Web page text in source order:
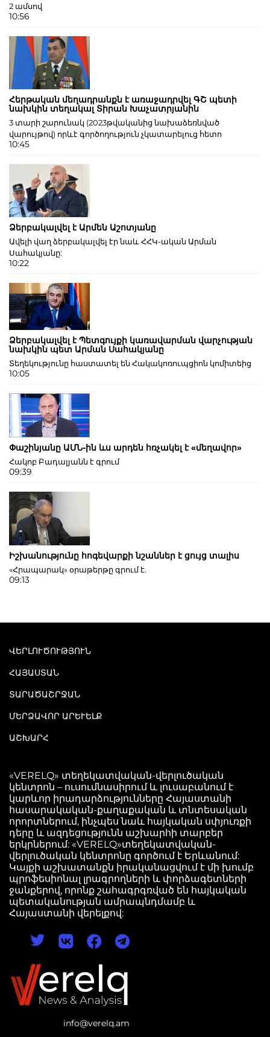
2 ամսով
10:56
Հերթական մեղադրանքն է առաջադրվել ԳՇ պետի
նախկին տեղակալ Տիրան Խաչատրյանին
3 տարի շարունակ (2023թվականից նախաձեռնված
վարույթով) որևէ գործողություն չկատարելուց հետո
10:45
Ձերբակալվել է Արմեն Աշոտյանը
Ավելի վաղ ձերբակալվել էր նաև ՀՀԿ-ական Արման
Սահակյանը:
10:22
Ձերբակալվել է Պետգույքի կառավարման վարչության
նախկին պետ Արման Սահակյանը
Տեղեկությունը հաստատել են Հակակոռուպցիոն կոմիտեից
10:05
Փաշինյանը ԱՄՆ-ին ևս արդեն հռչակել է «մեղավոր»
Հակոբ Բադալյանն է գրում
09:39
Իշխանությունը հոգեվարքի նշաններ է ցույց տալիս
«Հրապարակ» օրաթերթը գրում է.
09:13
info@verelq.am
ՎԵՐԼՈՒԾՈՒԹՅՈՒՆ
ՀԱՅԱՍՏԱՆ
ՏԱՐԱԾԱՇՐՋԱՆ
ՄԵՐՁԱՎՈՐ ԱՐԵՒԵԼՔ
ԱՇԽԱՐՀ
«VERELQ» տեղեկատվական-վերլուծական
կենտրոն – ուսումնասիրում և լուսաբանում է
կարևոր իրադարձությունները Հայաստանի
հասարակական-քաղաքական և տնտեսական
որորտներում, ինչպես նաև հայկական սփյուռքի
դերը և ազդեցությունն աշխարհի տարբեր
երկրներում: «VERELQ»տեղեկատվական-
վերլուծական կենտրոնը գործում է Երևանում:
Կայքի աշխատանքն իրականացվում է մի խումբ
պրոֆեսիոնալ լրագրողների և փորձագետների
ջանքերով, որոնք շահագրգռված են հայկական
պետականության ամրապնդմամբ և
Հայաստանի վերելքով: